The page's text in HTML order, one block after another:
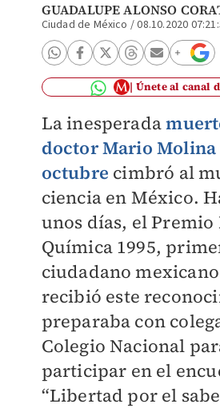
GUADALUPE ALONSO
Ciudad de México /08.10.2020
Únete al canal
La inesperada
doctor Mario Molina
octubre cimbró al
ciencia en México.
unos días, el Premio
Química 1995,
ciudadano
recibió este
preparaba con
Colegio Nacional
participar en el
“Libertad por el